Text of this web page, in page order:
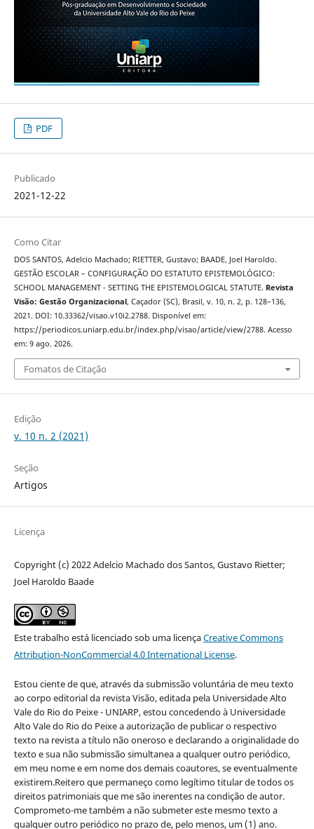
PDF
Publicado
2021-12-22
Como Citar
DOS SANTOS, Adelcio Machado; RIETTER, Gustavo; BAADE, Joel Haroldo.
GESTÃO ESCOLAR – CONFIGURAÇÃO DO ESTATUTO EPISTEMOLÓGICO:
SCHOOL MANAGEMENT - SETTING THE EPISTEMOLOGICAL STATUTE. Revista
Visão: Gestão Organizacional, Caçador (SC), Brasil, v. 10, n. 2, p. 128–136,
2021. DOI: 10.33362/visao.v10i2.2788. Disponível em:
https://periodicos.uniarp.edu.br/index.php/visao/article/view/2788. Acesso
em: 9 ago. 2026.
Fomatos de Citação
Edição
v. 10 n. 2 (2021)
Seção
Artigos
Licença
Copyright (c) 2022 Adelcio Machado dos Santos, Gustavo Rietter;
Joel Haroldo Baade
Este trabalho está licenciado sob uma licençaCreative Commons
Attribution-NonCommercial 4.0 International License.
Estou ciente de que, através da submissão voluntária de meu texto
ao corpo editorial da revista Visão, editada pela Universidade Alto
Vale do Rio do Peixe - UNIARP, estou concedendo à Universidade
Alto Vale do Rio do Peixe a autorização de publicar o respectivo
texto na revista a título não oneroso e declarando a originalidade do
texto e sua não submissão simultanea a qualquer outro periódico,
em meu nome e em nome dos demais coautores, se eventualmente
existirem.Reitero que permaneço como legítimo titular de todos os
direitos patrimoniais que me são inerentes na condição de autor.
Comprometo-me também a não submeter este mesmo texto a
qualquer outro periódico no prazo de, pelo menos, um (1) ano.